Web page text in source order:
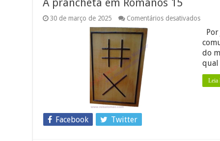
A prancheta em Romanos 15
30 de março de 2025 Comentários desativadosem
em
15
do
Leia
Facebook Twitter